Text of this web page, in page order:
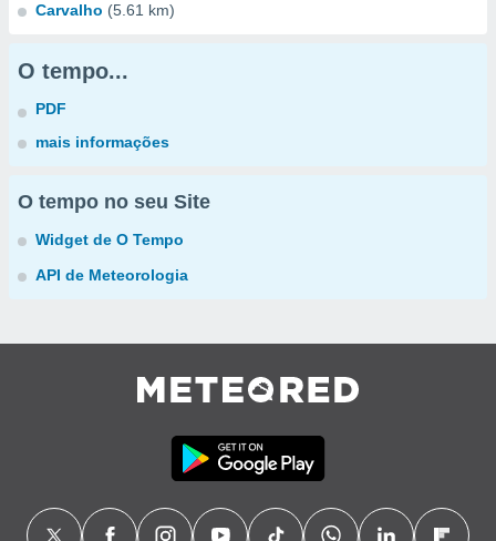
Carvalho (5.61 km)
O tempo...
PDF
mais informações
O tempo no seu Site
Widget de O Tempo
API de Meteorologia